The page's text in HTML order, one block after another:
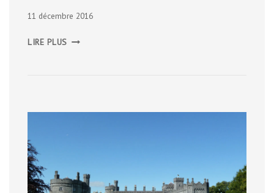
11 décembre 2016
LIRE PLUS